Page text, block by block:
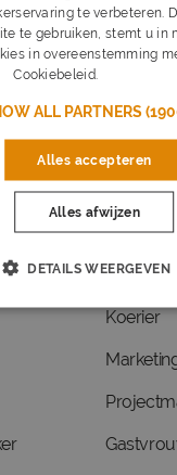
functies
Planner
Office
Koerier
te verbeteren.
te gebruiken, stemt u in
in overeenstemming
Cookiebeleid.
ALL PARTNERS
Alles accepteren
Alles afwijzen
DETAILS WEERGEVEN